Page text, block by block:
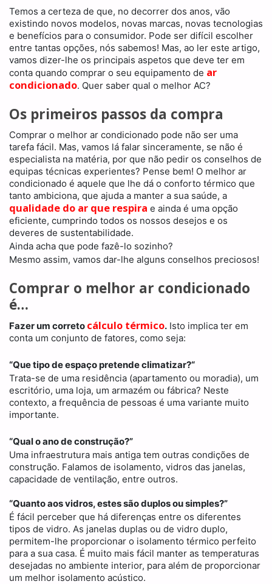
Temos a certeza de que, no decorrer dos anos, vão
existindo novos modelos, novas marcas, novas tecnologias
e benefícios para o consumidor. Pode ser difícil escolher
entre tantas opções, nós sabemos! Mas, ao ler este artigo,
vamos dizer-lhe os principais aspetos que deve ter em
conta quando comprar o seu equipamento de ar
condicionado. Quer saber qual o melhor AC?
Os primeiros passos da compra
Comprar o melhor ar condicionado pode não ser uma
tarefa fácil. Mas, vamos lá falar sinceramente, se não é
especialista na matéria, por que não pedir os conselhos de
equipas técnicas experientes? Pense bem! O melhor ar
condicionado é aquele que lhe dá o conforto térmico que
tanto ambiciona, que ajuda a manter a sua saúde, a
qualidade do ar que respira e ainda é uma opção
eficiente, cumprindo todos os nossos desejos e os
deveres de sustentabilidade.
Ainda acha que pode fazê-lo sozinho?
Mesmo assim, vamos dar-lhe alguns conselhos preciosos!
Comprar o melhor ar condicionado
é…
Fazer um correto cálculo térmico. Isto implica ter em
conta um conjunto de fatores, como seja:
“Que tipo de espaço pretende climatizar?“
Trata-se de uma residência (apartamento ou moradia), um
escritório, uma loja, um armazém ou fábrica? Neste
contexto, a frequência de pessoas é uma variante muito
importante.
“Qual o ano de construção?”
Uma infraestrutura mais antiga tem outras condições de
construção. Falamos de isolamento, vidros das janelas,
capacidade de ventilação, entre outros.
“Quanto aos vidros, estes são duplos ou simples?”
É fácil perceber que há diferenças entre os diferentes
tipos de vidro. As janelas duplas ou de vidro duplo,
permitem-lhe proporcionar o isolamento térmico perfeito
para a sua casa. É muito mais fácil manter as temperaturas
desejadas no ambiente interior, para além de proporcionar
um melhor isolamento acústico.